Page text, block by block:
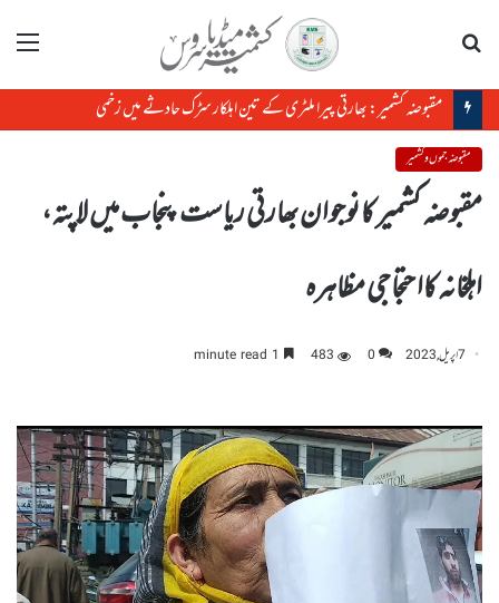
مینو
مقبوضہ کشمیر: بھارتی پیرا ملٹری کے تین اہلکار سڑک حادثے میں زخمی
مقبوضہ جموں و کشمیر
مقبوضہ کشمیر کا نوجوان بھارتی ریاست پنجاب میں لاپتہ،
اہلخانہ کااحتجاجی مظاہرہ
7 اپریل, 2023 0
483